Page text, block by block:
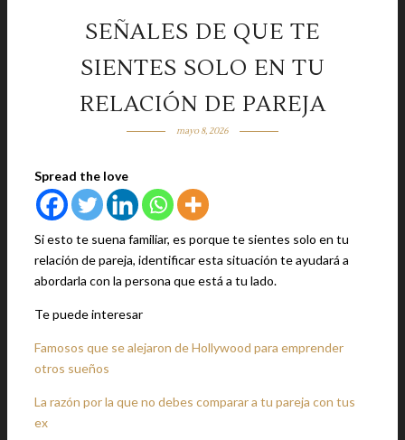
SEÑALES DE QUE TE
SIENTES SOLO EN TU
RELACIÓN DE PAREJA
mayo 8, 2026
Spread the love
Si esto te suena familiar, es porque te sientes solo en tu
relación de pareja, identificar esta situación te ayudará a
abordarla con la persona que está a tu lado.
Te puede interesar
Famosos que se alejaron de Hollywood para emprender
otros sueños
La razón por la que no debes comparar a tu pareja con tus
ex